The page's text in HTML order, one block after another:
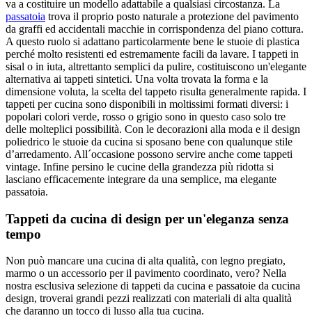
va a costituire un modello adattabile a qualsiasi circostanza. La
passatoia trova il proprio posto naturale a protezione del pavimento
da graffi ed accidentali macchie in corrispondenza del piano cottura.
A questo ruolo si adattano particolarmente bene le stuoie di plastica
perché molto resistenti ed estremamente facili da lavare. I tappeti in
sisal o in iuta, altrettanto semplici da pulire, costituiscono un'elegante
alternativa ai tappeti sintetici. Una volta trovata la forma e la
dimensione voluta, la scelta del tappeto risulta generalmente rapida. I
tappeti per cucina sono disponibili in moltissimi formati diversi: i
popolari colori verde, rosso o grigio sono in questo caso solo tre
delle molteplici possibilità. Con le decorazioni alla moda e il design
poliedrico le stuoie da cucina si sposano bene con qualunque stile
d’arredamento. All´occasione possono servire anche come tappeti
vintage. Infine persino le cucine della grandezza più ridotta si
lasciano efficacemente integrare da una semplice, ma elegante
passatoia.
Tappeti da cucina di design per un'eleganza senza
tempo
Non può mancare una cucina di alta qualità, con legno pregiato,
marmo o un accessorio per il pavimento coordinato, vero? Nella
nostra esclusiva selezione di tappeti da cucina e passatoie da cucina
design, troverai grandi pezzi realizzati con materiali di alta qualità
che daranno un tocco di lusso alla tua cucina.